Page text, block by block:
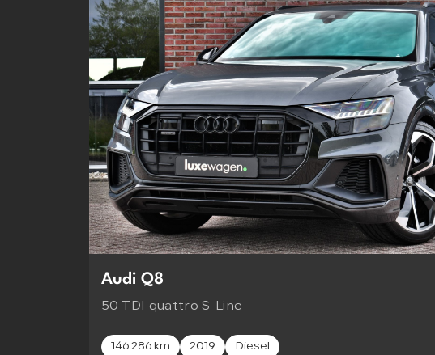
Audi Q8
50 TDI quattro S-Line
146.286 km 2019 Diesel